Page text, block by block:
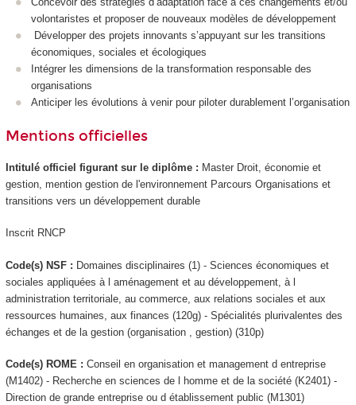
volontaristes et proposer de nouveaux modèles de développement
Développer des projets innovants s’appuyant sur les transitions
économiques, sociales et écologiques
Intégrer les dimensions de la transformation responsable des
organisations
Anticiper les évolutions à venir pour piloter durablement l’organisation
Mentions officielles
Intitulé officiel figurant sur le diplôme : Master Droit, économie et
gestion, mention gestion de l'environnement Parcours Organisations et
transitions vers un développement durable
Inscrit RNCP
Code(s) NSF : Domaines disciplinaires (1) - Sciences économiques et
sociales appliquées à l aménagement et au développement, à l
administration territoriale, au commerce, aux relations sociales et aux
ressources humaines, aux finances (120g) - Spécialités plurivalentes des
échanges et de la gestion (organisation , gestion) (310p)
Code(s) ROME : Conseil en organisation et management d entreprise
(M1402) - Recherche en sciences de l homme et de la société (K2401) -
Direction de grande entreprise ou d établissement public (M1301)